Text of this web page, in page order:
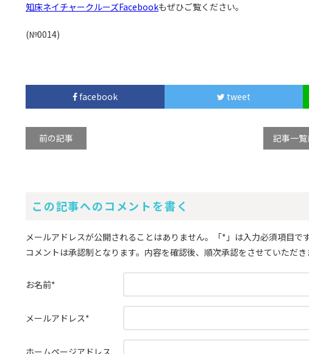
知床ネイチャークルーズFacebookもぜひご覧ください。
(№0014)
facebook tweet
前の記事 記事一覧
この記事へのコメントを書く
メールアドレスが公開されることはありません。 「*」 は入力必須項目です
コメントは承認制となります。内容を確認後、順次承認をさせていただき
お名前*
メールアドレス*
ホームページアドレス